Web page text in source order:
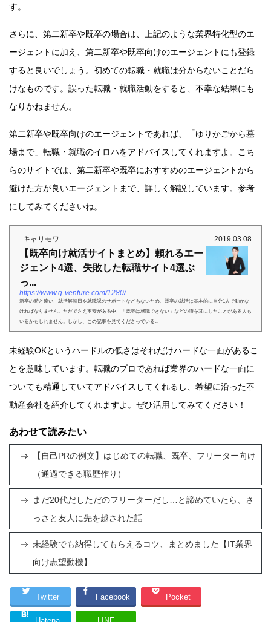
す。
さらに、第二新卒や既卒の場合は、上記のような業界特化型のエ
ージェントに加え、第二新卒や既卒向けのエージェントにも登録
すると良いでしょう。初めての転職・就職は分からないことだら
けなものです。誤った転職・就職活動をすると、不幸な結果にも
なりかねません。
第二新卒や既卒向けのエージェントであれば、「ゆりかごから墓
場まで」転職・就職のイロハをアドバイスしてくれますよ。こち
らのサイトでは、第二新卒や既卒におすすめのエージェントから
避けた方が良いエージェントまで、詳しく解説しています。参考
にしてみてくださいね。
キャリモワ 2019.03.08
【既卒向け就活サイトまとめ】頼れるエー
ジェント4選、失敗した転職サイト4選ぶ
っ...
https://www.q-venture.com/1280/
新卒の時と違い、就活解禁日や就職課のサポートなどもないため、既卒の就活は基本的に自分1人で動かな
ければなりません。ただでさえ不安がある中、「既卒は就職できない」などの噂を耳にしたことがある人も
いるかもしれません。しかし、この記事を見てくださっている...
未経験OKというハードルの低さはそれだけハードな一面があるこ
とを意味しています。転職のプロであれば業界のハードな一面に
ついても精通していてアドバイスしてくれるし、希望に沿った不
動産会社を紹介してくれますよ。ぜひ活用してみてください！
あわせて読みたい
【自己PRの例文】はじめての転職、既卒、フリーター向け
（通過できる職歴作り）
まだ20代だしただのフリーターだし…と諦めていたら、さ
っさと友人に先を越された話
未経験でも納得してもらえるコツ、まとめました【IT業界
向け志望動機】
Twitter Facebook Pocket